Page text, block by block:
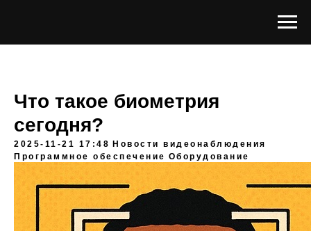
Что такое биометрия
сегодня?
2025-11-21 17:48 Новости видеонаблюдения
Программное обеспечение Оборудование